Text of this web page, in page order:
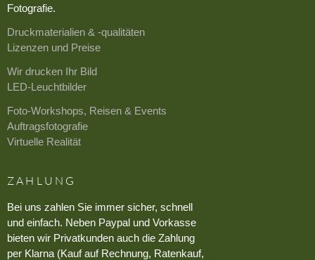
Fotografie.
Druckmaterialien & -qualitäten
Lizenzen und Preise
Wir drucken Ihr Bild
LED-Leuchtbilder
Foto-Workshops, Reisen & Events
Auftragsfotografie
Virtuelle Realität
ZAHLUNG
Bei uns zahlen Sie immer sicher, schnell
und einfach. Neben Paypal und Vorkasse
bieten wir Privatkunden auch die Zahlung
per Klarna (Kauf auf Rechnung, Ratenkauf,